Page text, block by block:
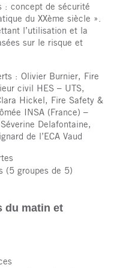
: concept de sécurité
du XXème siècle ».
l’utilisation et la
sur le risque et
: Olivier Burnier, Fire
civil HES – UTS,
Hickel, Fire Safety &
INSA (France) –
Delafontaine,
de l’ECA Vaud
(5 groupes de 5)
du matin et